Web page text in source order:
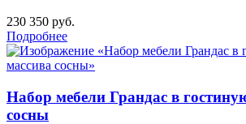
230 350 руб.
Подробнее
Набор мебели Грандас в
сосны